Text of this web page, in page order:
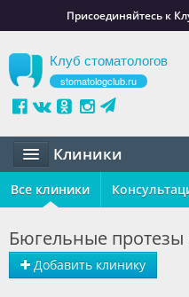
Присоединяйтесь к
Клуб стоматологов
stomatologclub.ru
Клиники
Статьи
Обучение
Все клиники
Добавить клинику
Бюгельные протезы